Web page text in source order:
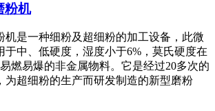
粉机
机是一种细粉及超细粉的加工设备，此微
于中、低硬度，湿度小于6%，莫氏硬度在
燃易爆的非金属物料。它是经过20多次的
为超细粉的生产而研发制造的新型磨粉